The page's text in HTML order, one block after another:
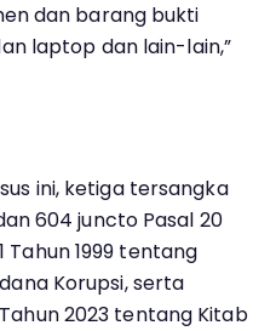
dan barang bukti
laptop dan lain-lain,”
ini, ketiga tersangka
604 juncto Pasal 20
Tahun 1999 tentang
Korupsi, serta
2023 tentang Kitab